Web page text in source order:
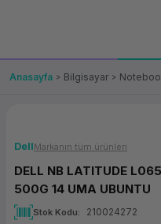
Çözümleri
Bağlantı
Ürünler
Paketi
Anasayfa Bilgisayar
DellMarkanın tüm ürünleri
DELL NB LATITUDE
500G 14 UMA UBUNTU
Stok Kodu 210024272